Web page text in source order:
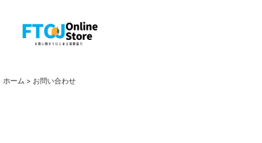
ホーム > お問い合わせ